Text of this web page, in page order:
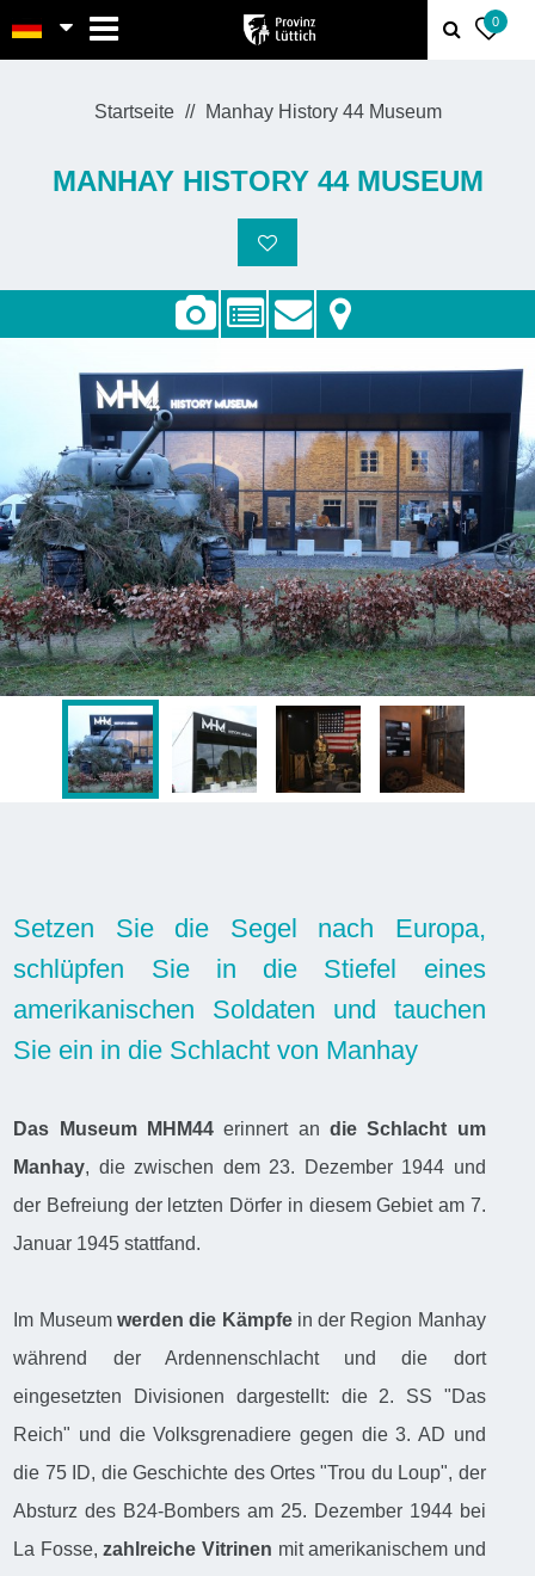
0
Startseite Manhay History 44 Museum
MANHAY HISTORY 44 MUSEUM
Setzen Sie die Segel nach Europa,
schlüpfen Sie in die Stiefel eines
amerikanischen Soldaten und tauchen
Sie ein in die Schlacht von Manhay
Das Museum MHM44erinnert andie Schlacht um
Manhay, die zwischen dem 23. Dezember 1944 und
der Befreiung der letzten Dörfer in diesem Gebiet am 7.
Januar 1945 stattfand.
Im Museum werden die Kämpfein der Region Manhay
während der Ardennenschlacht und die dort
eingesetzten Divisionen dargestellt: die 2. SS "Das
Reich" und die Volksgrenadiere gegen die 3. AD und
die 75 ID, die Geschichte des Ortes "Trou du Loup", der
Absturz des B24-Bombers am 25. Dezember 1944 bei
La Fosse,zahlreiche Vitrinen mit amerikanischem und